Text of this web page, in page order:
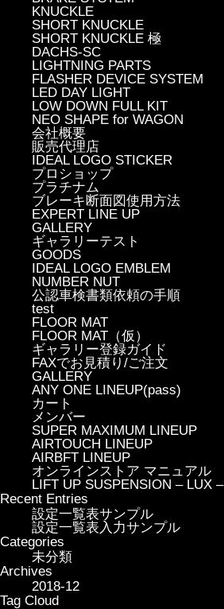
KNUCKLE
SHORT KNUCKLE
SHORT KNUCKLE 極
DACHS-SC
LIGHTNING PARTS
FLASHER DEVICE SYSTEM
LED DAY LIGHT
LOW DOWN FULL KIT
NEO SHAPE for WAGON
会社概要
販売代理店
IDEAL LOGO STICKER
プロショップ
プラチナム
ブレーキ断面図使用方法
EXPERT LINE UP
GALLERY
ギャラリーテスト
GOODS
IDEAL LOGO EMBLEM
NUMBER NUT
公認車検書類依頼の手順
test
FLOOR MAT
FLOOR MAT（仮）
ギャラリー登録ガイド
FAXでお見積り/ご注文
GALLERY
ANY ONE LINEUP(pass)
カート
メンバー
SUPER MAXIMUM LINEUP
AIRTOUCH LINEUP
AIRBFT LINEUP
オンラインストア マニュアル
LIFT UP SUSPENSION – LUX –
Recent Entries
設定一覧表サンプル
設定一覧表入力サンプル
Categories
未分類
Archives
2018-12
Tag Cloud